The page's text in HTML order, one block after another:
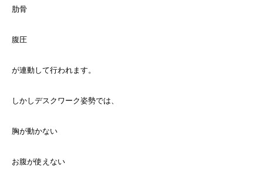
肋骨
腹圧
が連動して行われます。
しかしデスクワーク姿勢では、
胸が動かない
お腹が使えない